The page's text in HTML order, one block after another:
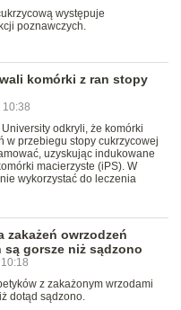
występuje
poznawczych.
komórki z ran stopy
10:38
odkryli, że komórki
w przebiegu stopy cukrzycowej
uzyskując indukowane
macierzyste (iPS). W
wykorzystać do leczenia
zakażeń owrzodzeń
gorsze niż sądzono
z zakażonym wrzodami
dotąd sądzono.